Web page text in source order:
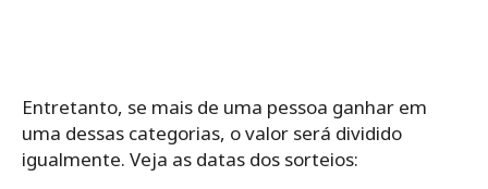
Entretanto, se mais de uma pessoa ganhar em
uma dessas categorias, o valor será dividido
igualmente. Veja as datas dos sorteios: